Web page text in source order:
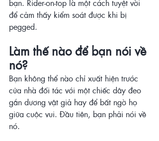
bạn. Rider-on-top là một cách tuyệt vời
để cảm thấy kiểm soát được khi bị
pegged.
Làm thế nào để bạn nói về
nó?
Bạn không thể nào chỉ xuất hiện trước
cửa nhà đối tác với một chiếc dây đeo
gắn dương vật giả hay để bất ngờ họ
giữa cuộc vui. Đầu tiên, bạn phải nói về
nó.